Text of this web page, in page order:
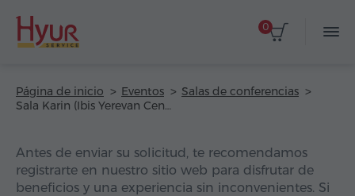
0
Página de inicio Eventos
Salas de conferencias
Sala Karin (Ibis Yerevan Center Hotel)
Antes de enviar su solicitud, te recomendamos
registrarte en nuestro sitio web para disfrutar de
beneficios y una experiencia sin inconvenientes. Si